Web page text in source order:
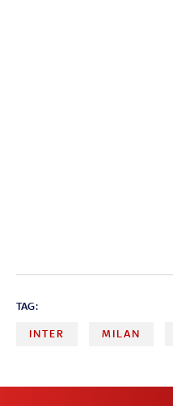
TAG:
INTER MILAN